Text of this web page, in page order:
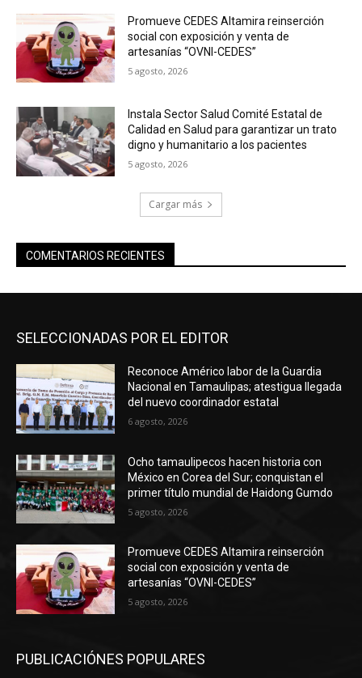
Promueve CEDES Altamira reinserción
social con exposición y venta de
artesanías “OVNI-CEDES”
5 agosto, 2026
Instala Sector Salud Comité Estatal de
Calidad en Salud para garantizar un trato
digno y humanitario a los pacientes
5 agosto, 2026
Cargar más
COMENTARIOS RECIENTES
SELECCIONADAS POR EL EDITOR
Reconoce Américo labor de la Guardia
Nacional en Tamaulipas; atestigua llegada
del nuevo coordinador estatal
6 agosto, 2026
Ocho tamaulipecos hacen historia con
México en Corea del Sur; conquistan el
primer título mundial de Haidong Gumdo
5 agosto, 2026
Promueve CEDES Altamira reinserción
social con exposición y venta de
artesanías “OVNI-CEDES”
5 agosto, 2026
PUBLICACIÓNES POPULARES